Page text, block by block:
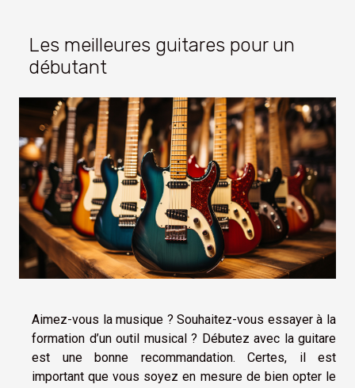
Les meilleures guitares pour un
débutant
Aimez-vous la musique ? Souhaitez-vous essayer à la
formation d’un outil musical ? Débutez avec la guitare
est une bonne recommandation. Certes, il est
important que vous soyez en mesure de bien opter le